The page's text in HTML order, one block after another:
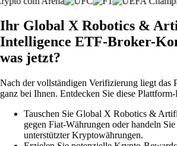
Ihr Global X Robotics &
Intelligence ETF-Broker-
was jetzt?
Nach der vollständigen Verifizierung liegt das
ganz bei Ihnen. Entdecken Sie diese Plattform-
Tauschen Sie Global X Robotics &
gegen Fiat-Währungen oder handeln
unterstützter Kryptowährungen.